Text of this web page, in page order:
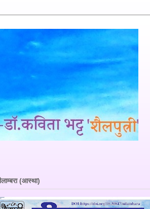
(आस्था)